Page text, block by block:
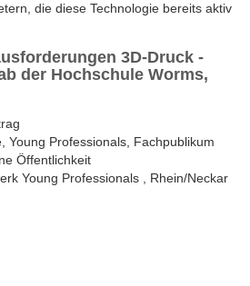
die diese Technologie bereits aktiv
3D-Druck -
der Hochschule Worms,
Young Professionals, Fachpublikum
Öffentlichkeit
Young Professionals , Rhein/Neckar